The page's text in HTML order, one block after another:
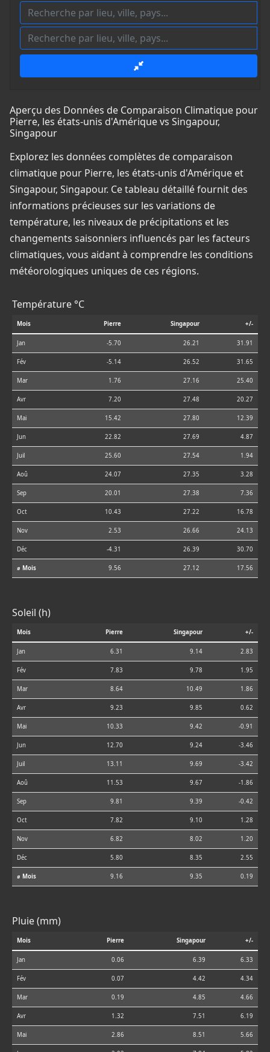
Aperçu des Données de Comparaison Climatique pour
Pierre, les états-unis d'Amérique vs Singapour,
Singapour
Explorez les données complètes de comparaison
climatique pour Pierre, les états-unis d'Amérique et
Singapour, Singapour. Ce tableau détaillé fournit des
informations précieuses sur les variations de
température, les niveaux de précipitations et les
changements saisonniers influencés par les facteurs
climatiques, vous aidant à comprendre les conditions
météorologiques uniques de ces régions.
Température °C
Mois Pierre Singapour +/-
Jan -5.70 26.21 31.91
Fév -5.14 26.52 31.65
Mar 1.76 27.16 25.40
Avr 7.20 27.48 20.27
Mai 15.42 27.80 12.39
Jun 22.82 27.69 4.87
Juil 25.60 27.54 1.94
Aoû 24.07 27.35 3.28
Sep 20.01 27.38 7.36
Oct 10.43 27.22 16.78
Nov 2.53 26.66 24.13
Déc -4.31 26.39 30.70
⌀ Mois 9.56 27.12 17.56
Soleil (h)
Mois Pierre Singapour +/-
Jan 6.31 9.14 2.83
Fév 7.83 9.78 1.95
Mar 8.64 10.49 1.86
Avr 9.23 9.85 0.62
Mai 10.33 9.42 -0.91
Jun 12.70 9.24 -3.46
Juil 13.11 9.69 -3.42
Aoû 11.53 9.67 -1.86
Sep 9.81 9.39 -0.42
Oct 7.82 9.10 1.28
Nov 6.82 8.02 1.20
Déc 5.80 8.35 2.55
⌀ Mois 9.16 9.35 0.19
Pluie (mm)
Mois Pierre Singapour +/-
Jan 0.06 6.39 6.33
Fév 0.07 4.42 4.34
Mar 0.19 4.85 4.66
Avr 1.32 7.51 6.19
Mai 2.86 8.51 5.66